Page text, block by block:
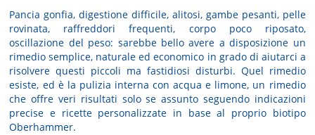
Pancia gonfia, digestione difficile, alitosi, gambe pesanti, pelle
rovinata, raffreddori frequenti, corpo poco riposato,
oscillazione del peso: sarebbe bello avere a disposizione un
rimedio semplice, naturale ed economico in grado di aiutarci a
risolvere questi piccoli ma fastidiosi disturbi. Quel rimedio
esiste, ed è la pulizia interna con acqua e limone, un rimedio
che offre veri risultati solo se assunto seguendo indicazioni
precise e ricette personalizzate in base al proprio biotipo
Oberhammer.